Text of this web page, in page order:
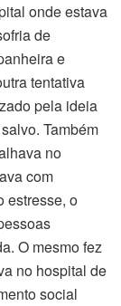
onde estava
de
e
tentativa
pela ideia
Também
no
com
estresse, o
O mesmo fez
no hospital de
social